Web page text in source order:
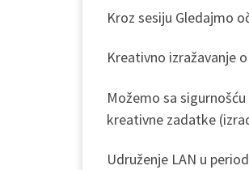
Kroz sesiju Gledajmo
Kreativno izražavanje
Možemo sa
kreativne zadatke
Udruženje LAN u